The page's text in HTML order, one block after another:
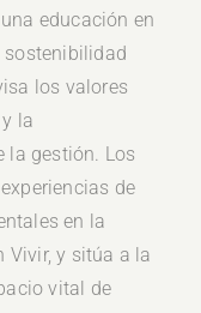
educación en
sostenibilidad
los valores
la
la gestión. Los
de
en la
Vivir, y sitúa a la
vital de